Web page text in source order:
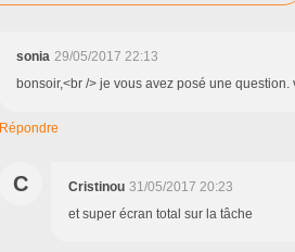
sonia 29/05/2017 22:13
bonsoir,<br /> je vous avez posé une
Répondre
C Cristinou 31/05/2017 20:23
et super écran total sur la tâche